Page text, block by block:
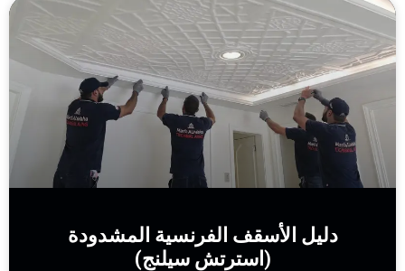
دليل الأسقف الفرنسية المشدودة
(استرتش سيلنج)